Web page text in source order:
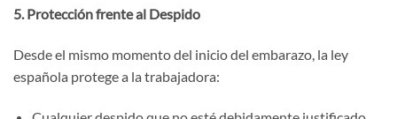
5. Protección frente al Despido
Desde el mismo momento del inicio del embarazo, la ley
española protege a la trabajadora: